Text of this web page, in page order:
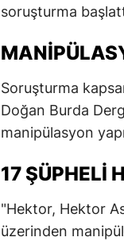
soruşturma
Soruşturma
Doğan Burda
manipülasyon
17 ŞÜPHELI
"Hektor, Hektor
üzerinden